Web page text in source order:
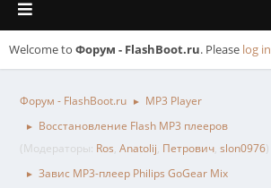
Welcome to Форум - FlashBoot.ru. Please log in
Форум - FlashBoot.ru ► MP3 Player
►
Восстановление Flash MP3 плееров
(Модераторы: Ros, Anatolij, Петрович, slon0976)
► Завис MP3-плеер Philips GoGear Mix